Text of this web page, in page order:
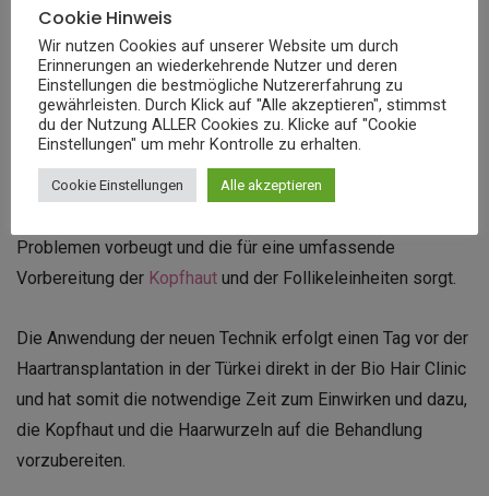
Leidet der Patient obendrein unter Schuppen oder unter
einer hohen Talgbildung auf der Kopfhaut, wird der
eigentliche Eingriff erschwert und das Risiko für
postoperative Komplikationen erhöht sich.
Problemen vorbeugt und die für eine umfassende
Vorbereitung der Kopfhaut und der Follikeleinheiten sorgt.
Die Anwendung der neuen Technik erfolgt einen Tag vor der
Haartransplantation in der Türkei direkt in der Bio Hair Clinic
und hat somit die notwendige Zeit zum Einwirken und dazu,
die Kopfhaut und die Haarwurzeln auf die Behandlung
vorzubereiten.
Cookie Hinweis
Wir nutzen Cookies auf unserer Website um durch
Erinnerungen an wiederkehrende Nutzer und deren
Einstellungen die bestmögliche Nutzererfahrung zu
gewährleisten. Durch Klick auf "Alle akzeptieren", stimmst
du der Nutzung ALLER Cookies zu. Klicke auf "Cookie
Einstellungen" um mehr Kontrolle zu erhalten.
Cookie Einstellungen Alle akzeptieren